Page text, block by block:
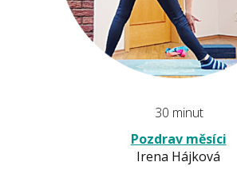
30 minut
Pozdrav měsíci
Irena Hájková